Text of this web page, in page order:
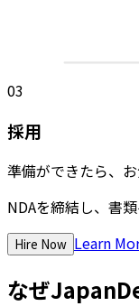
03
採用
準備ができたら、
NDAを締結し、書
Hire Now Learn
なぜ